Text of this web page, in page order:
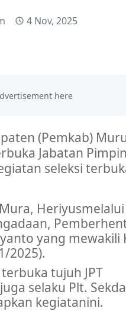
4 Nov, 2025
(Pemkab)
Jabatan
seleksi
Mura, Heriyusmelalui
,
yang mewakili
2025).
terbuka tujuh JPT
selaku Plt. Sekda
kegiatanini.